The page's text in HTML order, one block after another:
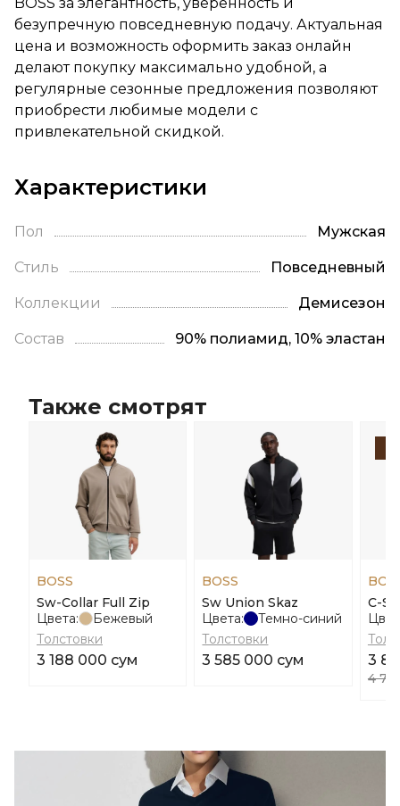
безупречную повседневную подачу. Актуальная
цена и возможность оформить заказ онлайн
делают покупку максимально удобной, а
регулярные сезонные предложения позволяют
приобрести любимые модели с
привлекательной скидкой.
Характеристики
Пол Мужская
Стиль Повседневный
Коллекции Демисезон
Состав 90% полиамид, 10% эластан
Также смотрят
BOSS
Sw-Collar Full Zip
Цвета:
Бежевый
Толстовки
3 188 000 сум
BOSS
Sw Union Skaz
Цвета:
Темно-синий
Толстовки
3 585 000 сум
C-
3
4